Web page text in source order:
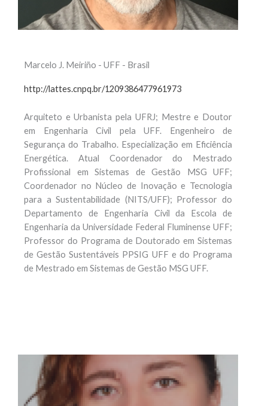
Marcelo J. Meiriño - UFF - Brasil
http://lattes.cnpq.br/1209386477961973
Arquiteto e Urbanista pela UFRJ; Mestre e Doutor
em Engenharia Civil pela UFF. Engenheiro de
Segurança do Trabalho. Especialização em Eficiência
Energética. Atual Coordenador do Mestrado
Profissional em Sistemas de Gestão MSG UFF;
Coordenador no Núcleo de Inovação e Tecnologia
para a Sustentabilidade (NITS/UFF); Professor do
Departamento de Engenharia Civil da Escola de
Engenharia da Universidade Federal Fluminense UFF;
Professor do Programa de Doutorado em Sistemas
de Gestão Sustentáveis PPSIG UFF e do Programa
de Mestrado em Sistemas de Gestão MSG UFF.